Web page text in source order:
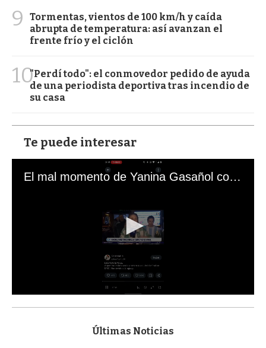
9
Tormentas, vientos de 100 km/h y caída
abrupta de temperatura: así avanzan el
frente frío y el ciclón
10"Perdí todo": el conmovedor pedido de ayuda
de una periodista deportiva tras incendio de
su casa
Te puede interesar
El mal momento de Yanina Gasañol con un hincha argentino en "Subrayado"
s
Últimas Noticias